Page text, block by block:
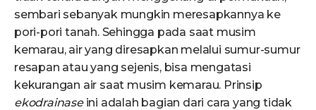
sembari sebanyak mungkin meresapkannya ke
pori-pori tanah. Sehingga pada saat musim
kemarau, air yang diresapkan melalui sumur-sumur
resapan atau yang sejenis, bisa mengatasi
kekurangan air saat musim kemarau. Prinsip
ekodrainaseini adalah bagian dari cara yang tidak